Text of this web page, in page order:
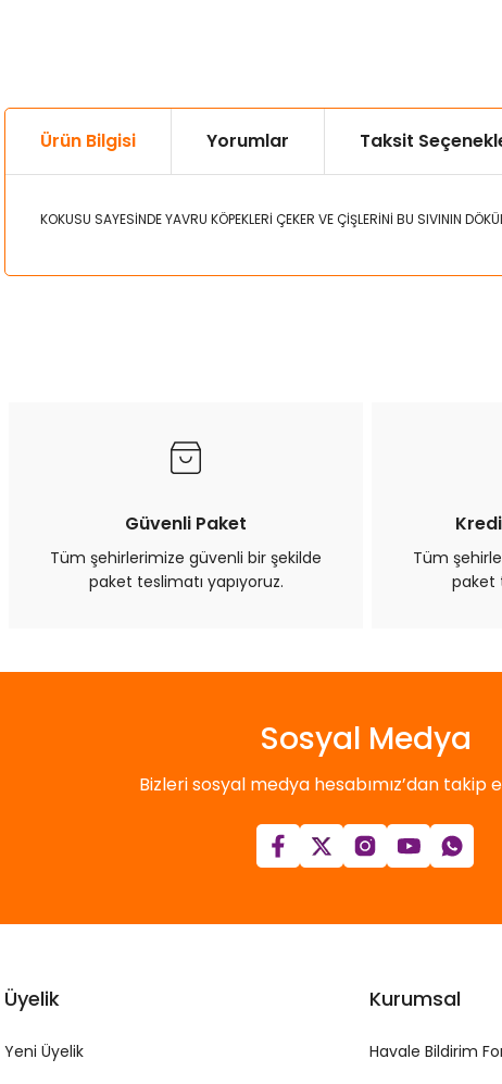
Ürün Bilgisi Yorumlar Taksit
KOKUSU SAYESİNDE YAVRU KÖPEKLERİ ÇEKER VE ÇİŞLERİNİ BU SIVININ
Ürün bilgilerinde hatalar bulunuyor.
Bu ürüne benzer farklı alternatifler olmalı.
Güvenli Paket
Tüm şehirlerimize güvenli bir şekilde
paket teslimatı yapıyoruz.
Tüm
paket
Sosyal Medya
Bizleri sosyal medya hesabımız’dan takip
Üyelik
Yeni Üyelik
Kurumsal
Havale Bildirim